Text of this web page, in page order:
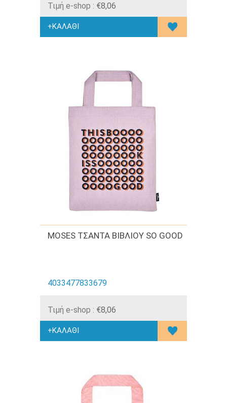
Τιμή e-shop : €8,06
MOSES ΤΣΑΝΤΑ ΒΙΒΛΙΟΥ SO GOOD
4033477833679
Τιμή e-shop : €8,06